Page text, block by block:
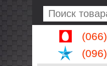
(066)
(096)